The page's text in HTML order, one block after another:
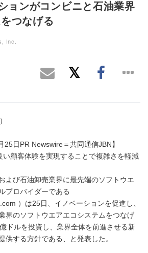
ョンがコンビニと石油業界
つなげる
Inc.
25日PR Newswire＝共同通信JBN】
い顧客体験を実現することで複雑さを軽減
よび石油卸売業界に最先端のソフトウエ
プロバイダーである
）は25日、イノベーションを促進し、
界のソフトウエアエコシステムをつなげ
ドルを投資し、業界全体を前進させる新
供する方針である、と発表した。